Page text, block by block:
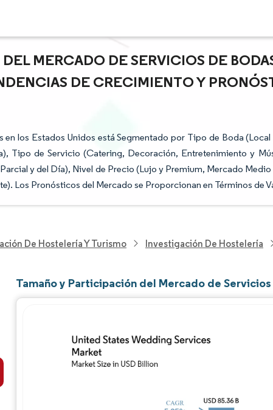
MERCADO DE SERVICIOS DE
DE CRECIMIENTO Y
los Estados Unidos está Segmentado por Tipo de Boda
Tipo de Servicio (Catering, Decoración, Entretenimiento y
y del Día), Nivel de Precio (Lujo y Premium, Mercado
Los Pronósticos del Mercado se Proporcionan en Términos de
De Hostelería Y Turismo Investigación De Hostelería
Tamaño y Participación del Mercado de